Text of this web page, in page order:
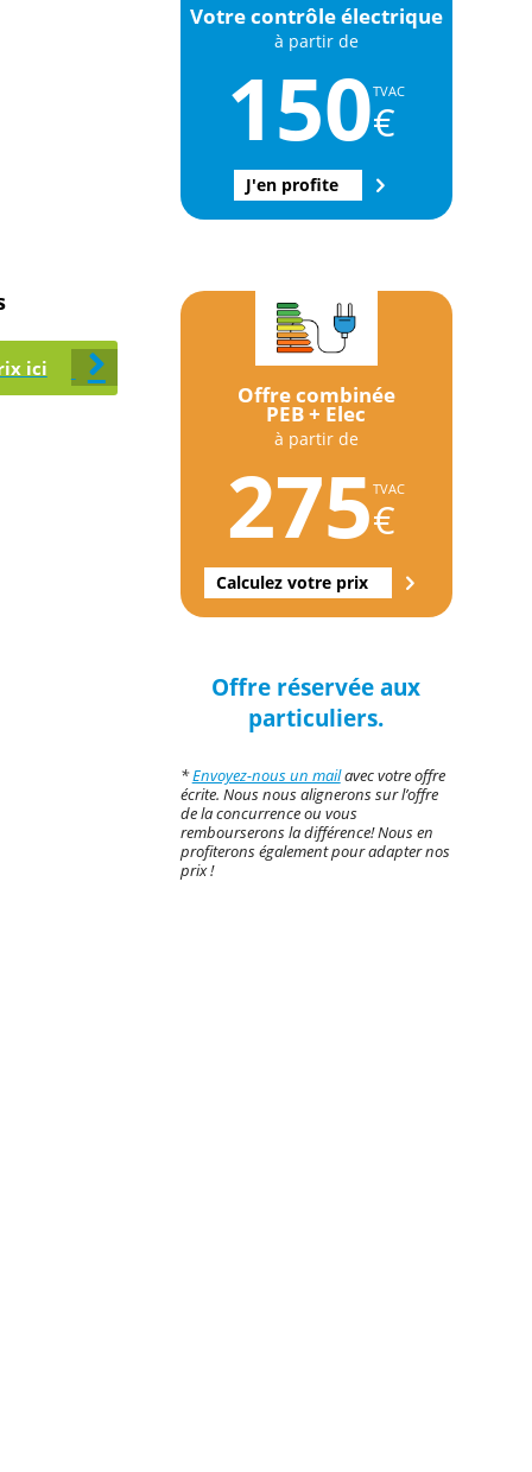
ici
Votre contrôle électrique
à partir de
150TVAC
€
J'en profite
Offre combinée
PEB + Elec
à partir de
275TVAC
€
Calculez votre prix
Offre réservée aux
particuliers.
*Envoyez-nous un mailavec votre offre
écrite. Nous nous alignerons sur l’offre
de la concurrence ou vous
rembourserons la différence! Nous en
profiterons également pour adapter nos
prix !